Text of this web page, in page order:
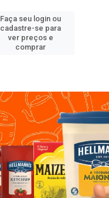
Faça seu login ou
cadastre-se para
ver preços e
comprar